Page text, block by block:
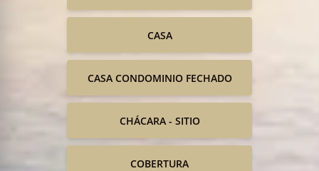
CASA
CASA CONDOMINIO FECHADO
CHÁCARA - SITIO
COBERTURA